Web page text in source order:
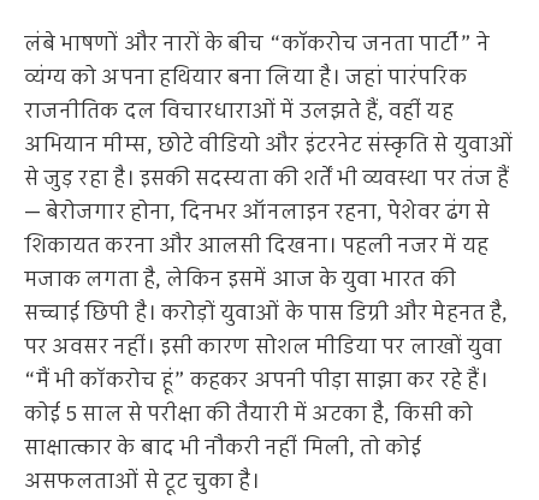
लंबे भाषणों और नारों के बीच “कॉकरोच जनता पार्टी” ने
व्यंग्य को अपना हथियार बना लिया है। जहां पारंपरिक
राजनीतिक दल विचारधाराओं में उलझते हैं, वहीं यह
अभियान मीम्स, छोटे वीडियो और इंटरनेट संस्कृति से युवाओं
से जुड़ रहा है। इसकी सदस्यता की शर्तें भी व्यवस्था पर तंज हैं
— बेरोजगार होना, दिनभर ऑनलाइन रहना, पेशेवर ढंग से
शिकायत करना और आलसी दिखना। पहली नजर में यह
मजाक लगता है, लेकिन इसमें आज के युवा भारत की
सच्चाई छिपी है। करोड़ों युवाओं के पास डिग्री और मेहनत है,
पर अवसर नहीं। इसी कारण सोशल मीडिया पर लाखों युवा
“मैं भी कॉकरोच हूं” कहकर अपनी पीड़ा साझा कर रहे हैं।
कोई 5 साल से परीक्षा की तैयारी में अटका है, किसी को
साक्षात्कार के बाद भी नौकरी नहीं मिली, तो कोई
असफलताओं से टूट चुका है।